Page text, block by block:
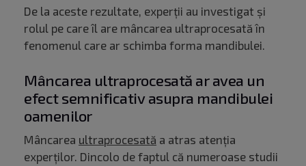
De la aceste rezultate, experții au investigat și
rolul pe care îl are mâncarea ultraprocesată în
fenomenul care ar schimba forma mandibulei.
Mâncarea ultraprocesată ar avea un
efect semnificativ asupra mandibulei
oamenilor
Mâncarea ultraprocesată a atras atenția
experților. Dincolo de faptul că numeroase studii